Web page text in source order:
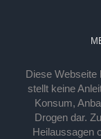
Diese Webseite
stellt keine
Konsum,
Drogen dar.
Heilaussagen